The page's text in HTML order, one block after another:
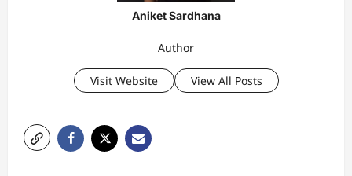
Aniket Sardhana
Author
Visit Website View All Posts